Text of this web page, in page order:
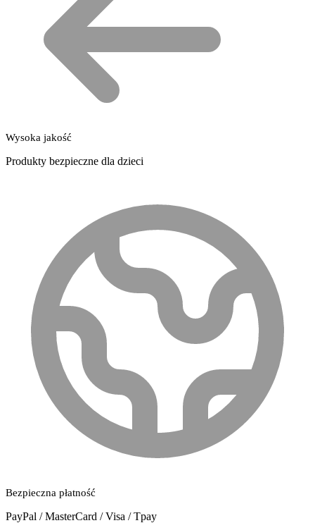
Wysoka jakość
Produkty bezpieczne dla dzieci
Bezpieczna płatność
PayPal / MasterCard / Visa / Tpay